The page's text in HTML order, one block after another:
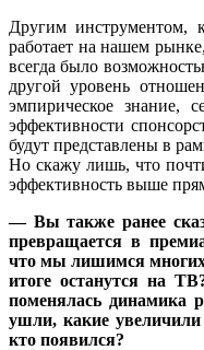
Другим инструментом,
работает на нашем
всегда было
другой уровень
эмпирическое знание,
эффективности
будут представлены в
Но скажу лишь, что
эффективность выше
— Вы также ранее
превращается в
что мы лишимся многих
итоге останутся на
поменялась динамика
ушли, какие увеличили
кто появился?